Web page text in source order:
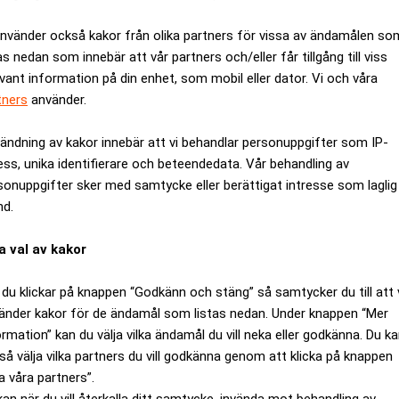
också kakor från olika partners för vissa av ändamålen
nedan som innebär att vår partners och/eller får tillgång till viss
information på din enhet, som mobil eller dator. Vi och våra
använder.
av kakor innebär att vi behandlar personuppgifter som IP-
unika identifierare och beteendedata. Vår behandling av
sker med samtycke eller berättigat intresse som laglig
val av kakor
klickar på knappen “Godkänn och stäng” så samtycker du till att
kakor för de ändamål som listas nedan. Under knappen “Mer
kan du välja vilka ändamål du vill neka eller godkänna. Du
välja vilka partners du vill godkänna genom att klicka på knappen
våra partners”.
förhandeln på Wall Street.
räkenskapsårets fjärde kvartal blev en förlust på 2,2
på 3,6 miljarder dollar, 3:61 dollar per aktie, under
betydligt större resultatförbättring. Snittprognosen på Wall
Reuters-enkät.